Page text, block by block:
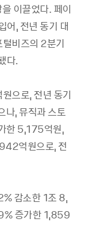
이끌었다. 페이
어, 전년 동기 대
비즈의 2분기
다.
으로, 전년 동기
나, 뮤직과 스토
한 5,175억원,
억원으로, 전
감소한 1조 8,
증가한 1,859